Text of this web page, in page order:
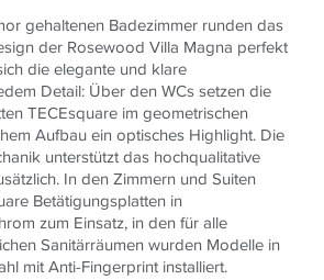
gehaltenen Badezimmer runden das
der Rosewood Villa Magna perfekt
die elegante und klare
Detail: Über den WCs setzen die
TECEsquare im geometrischen
Aufbau ein optisches Highlight. Die
unterstützt das hochqualitative
In den Zimmern und Suiten
Betätigungsplatten in
zum Einsatz, in den für alle
Sanitärräumen wurden Modelle in
mit Anti-Fingerprint installiert.